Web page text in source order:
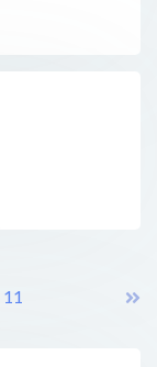
11